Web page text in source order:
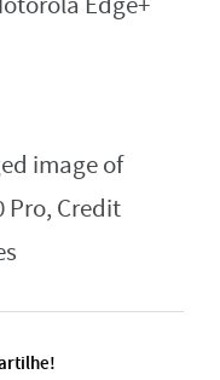
image of
Pro, Credit